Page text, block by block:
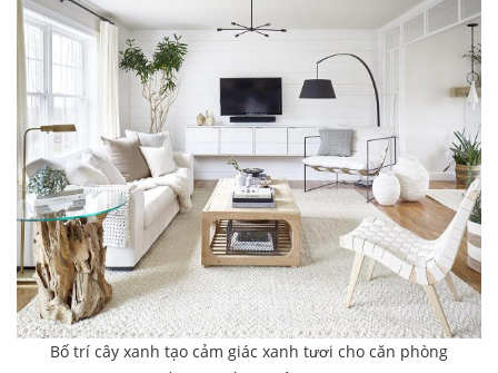
Bố trí cây xanh tạo cảm giác xanh tươi cho căn phòng